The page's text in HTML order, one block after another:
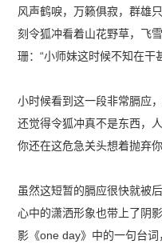
风声鹤唳，万籁俱寂，群雄
刻令狐冲看着山花野草，飞
珊：“小师妹这时候不知在干
小时候看到这一段非常膈应
还觉得令狐冲真不是东西，
你还在这危急关头想着抛弃
虽然这短暂的膈应很快就被
心中的潇洒形象也带上了阴
影《one day》中的一句台词